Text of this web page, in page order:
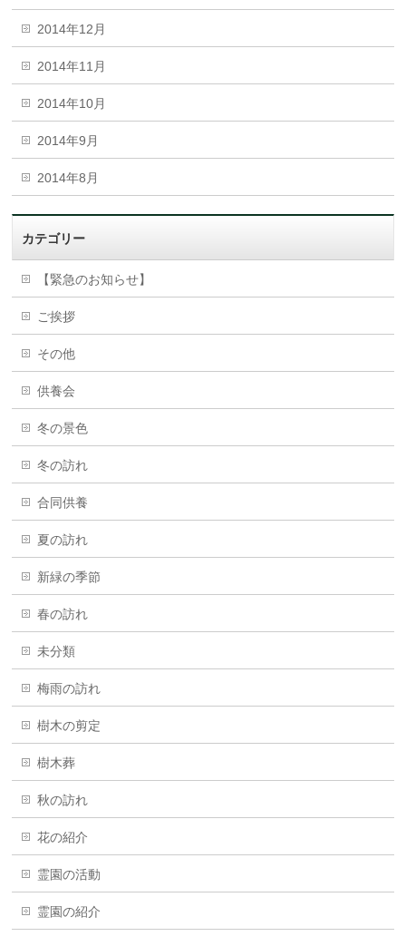
2014年12月
2014年11月
2014年10月
2014年9月
2014年8月
カテゴリー
【緊急のお知らせ】
ご挨拶
その他
供養会
冬の景色
冬の訪れ
合同供養
夏の訪れ
新緑の季節
春の訪れ
未分類
梅雨の訪れ
樹木の剪定
樹木葬
秋の訪れ
花の紹介
霊園の活動
霊園の紹介